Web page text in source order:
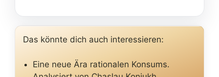
Das könnte dich auch interessieren:
Eine neue Ära rationalen Konsums.